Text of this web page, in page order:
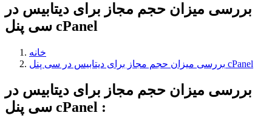
بررسی میزان حجم مجاز برای دیتابیس در
سی پنل cPanel
خانه
بررسی میزان حجم مجاز برای دیتابیس در سی پنل cPanel
بررسی میزان حجم مجاز برای دیتابیس در
سی پنل cPanel :